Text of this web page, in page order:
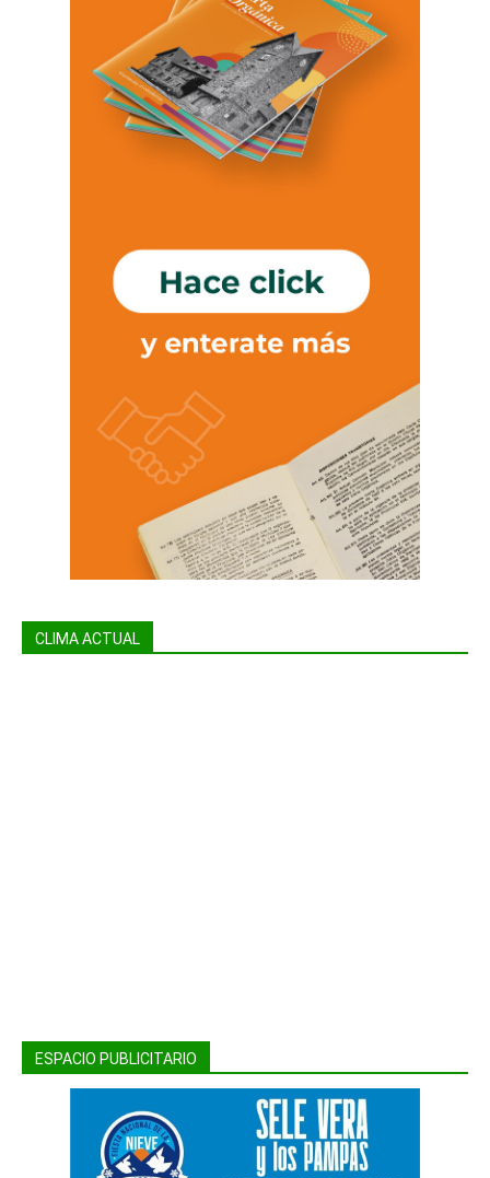
CLIMA ACTUAL
ESPACIO PUBLICITARIO